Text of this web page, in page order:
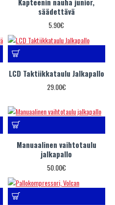
säädettävä
5.90€
LCD Taktiikkataulu Jalkapallo
29.00€
Manuaalinen vaihtotaulu
jalkapallo
50.00€